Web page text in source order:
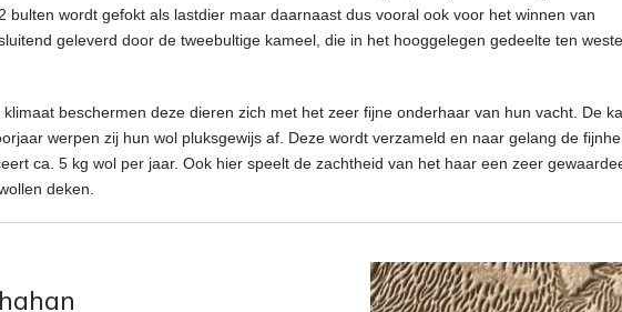
bulten wordt gefokt als lastdier maar daarnaast dus vooral ook voor het winnen van
geleverd door de tweebultige kameel, die in het hooggelegen gedeelte ten
beschermen deze dieren zich met het zeer fijne onderhaar van hun vacht. De
werpen zij hun wol pluksgewijs af. Deze wordt verzameld en naar gelang de
ca. 5 kg wol per jaar. Ook hier speelt de zachtheid van het haar een zeer
deken.
deken-Ispahan-
met-label